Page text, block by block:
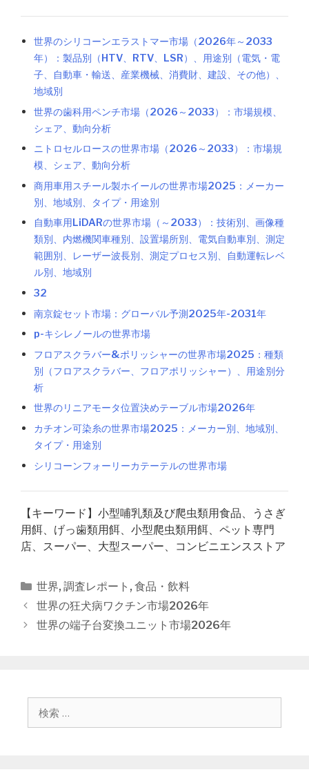
世界のシリコーンエラストマー市場（2026年～2033
年）：製品別（HTV、RTV、LSR）、用途別（電気・電
子、自動車・輸送、産業機械、消費財、建設、その他）、
地域別
世界の歯科用ペンチ市場（2026～2033）：市場規模、
シェア、動向分析
ニトロセルロースの世界市場（2026～2033）：市場規
模、シェア、動向分析
商用車用スチール製ホイールの世界市場2025：メーカー
別、地域別、タイプ・用途別
自動車用LiDARの世界市場（～2033）：技術別、画像種
類別、内燃機関車種別、設置場所別、電気自動車別、測定
範囲別、レーザー波長別、測定プロセス別、自動運転レベ
ル別、地域別
32
南京錠セット市場：グローバル予測2025年-2031年
p-キシレノールの世界市場
フロアスクラバー&ポリッシャーの世界市場2025：種類
別（フロアスクラバー、フロアポリッシャー）、用途別分
析
世界のリニアモータ位置決めテーブル市場2026年
カチオン可染糸の世界市場2025：メーカー別、地域別、
タイプ・用途別
シリコーンフォーリーカテーテルの世界市場
【キーワード】小型哺乳類及び爬虫類用食品、うさぎ
用餌、げっ歯類用餌、小型爬虫類用餌、ペット専門
店、スーパー、大型スーパー、コンビニエンスストア
カ
テ
ゴ
世界, 調査レポート , 食品・飲料
投
稿
世界の狂犬病ワクチン市場2026年
世界の端子台変換ユニット市場2026年